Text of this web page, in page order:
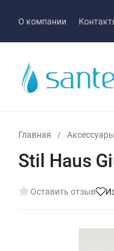
О компании
Главная /
Stil Haus
Оставить отзыв